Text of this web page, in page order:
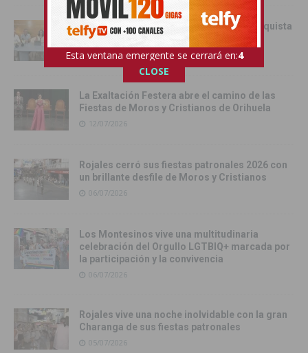
Orihuela ultima unas Fiestas de la Reconquista
que miran al futuro
14/07/2026
La Exaltación Festera abre el camino de las
Fiestas de Moros y Cristianos de Orihuela
12/07/2026
Rojales cerró sus fiestas patronales 2026 con
un brillante desfile de Moros y Cristianos
06/07/2026
Los Montesinos vive una multitudinaria
celebración del Orgullo LGTBIQ+ marcada por
la participación y la convivencia
06/07/2026
Rojales vive una noche inolvidable con la gran
Charanga de sus fiestas patronales
05/07/2026
Esta ventana emergente se cerrará en:3
CLOSE